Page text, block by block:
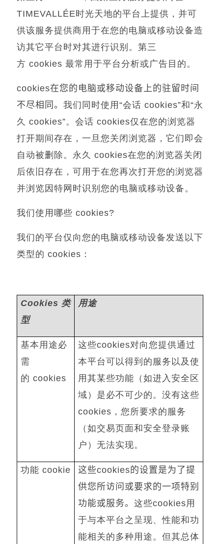
TIMEVALLÉE时光天地的平台上提供，并可
供该服务提供商用于在您的电脑或移动设备造
访其它平台时对其进行识别。第三
方 cookies 最常用于平台分析或广告目的。
cookies在您的电脑或移动设备上的驻留时间
不尽相同。 我们同时使用 “会话 cookies”和“永
久 cookies”。会话 cookies仅在您的浏览器
打开期间存在，一旦您关闭浏览器，它们即会
自动被删除。永久 cookies在您的浏览器关闭
后依旧存在，可用于在您再次打开您的浏览器
并浏览因特网时识别您的电脑或移动设备。
我们使用哪些 cookies?
我们的平台仅向您的电脑或移动设备发送以下
类型的 cookies ：
Cookies 类
型
用途
基本用途必
需
的 cookies
这些cookies对向您提供通过
本平台可以得到的服务以及使
用其某些功能（如进入安全区
域）是必不可少的。没有这些
cookies ，您所要求的服务
（如交易页面和安全登录账
户）无法实现。
功能 cookie 这些cookies的设置是为了提
供您所访问或要求的一项特别
功能或服务。 这些cookies用
于与本平台之呈现、性能和功
能相关的多种用途。但其总体